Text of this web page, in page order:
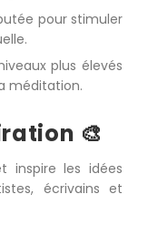
pour stimuler
plus élevés
méditation.
🎨
inspire les idées
écrivains et